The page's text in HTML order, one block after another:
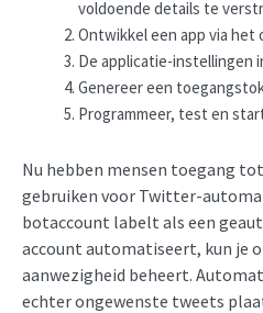
voldoende details te
Ontwikkel een app via het
De applicatie-instellingen
Genereer een
Programmeer, test en
Nu hebben mensen toegang
gebruiken voor Twitter-
botaccount labelt als een
account automatiseert, kun je
aanwezigheid beheert.
echter ongewenste tweets